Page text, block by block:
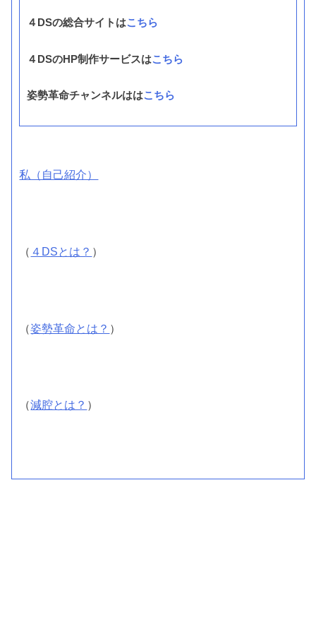
４DSの総合サイトはこちら
４DSのHP制作サービスはこちら
姿勢革命チャンネルははこちら
私（自己紹介）
（ ４DSとは？ ）
（姿勢革命とは？ ）
（減腔とは？ ）